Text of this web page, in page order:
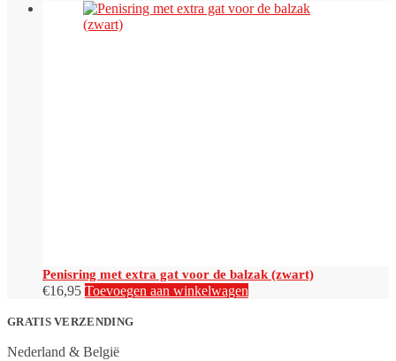
Penisring met extra gat voor de balzak (zwart)
€16,95 Toevoegen aan winkelwagen
GRATIS VERZENDING
Nederland & België